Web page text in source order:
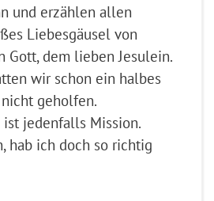
und erzählen allen
Liebesgäusel von
Gott, dem lieben Jesulein.
wir schon ein halbes
geholfen.
ist jedenfalls Mission.
hab ich doch so richtig